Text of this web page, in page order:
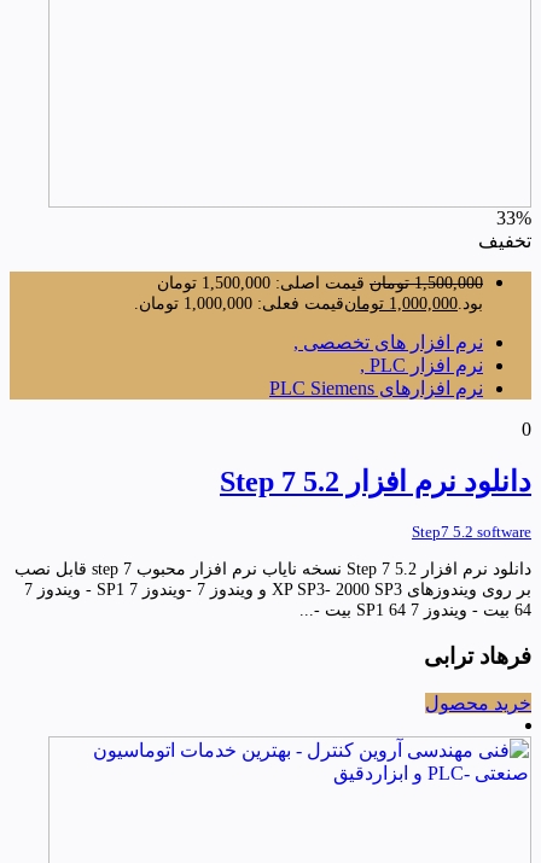
33%
تخفیف
1,500,000 تومان
قیمت اصلی: 1,500,000 تومان
بود.1,000,000 تومانقیمت فعلی: 1,000,000 تومان.
نرم افزار های تخصصی ,
نرم افزار PLC ,
نرم افزارهای PLC Siemens
0
دانلود نرم افزار Step 7 5.2
Step7 5.2 software
دانلود نرم افزار Step 7 5.2 نسخه نایاب نرم افزار محبوب step 7 قابل نصب
بر روی ویندوزهای XP SP3- 2000 SP3 و ویندوز 7 -ویندوز 7 SP1 - ویندوز 7
64 بیت - ویندوز 7 SP1 64 بیت -...
فرهاد ترابی
خرید محصول